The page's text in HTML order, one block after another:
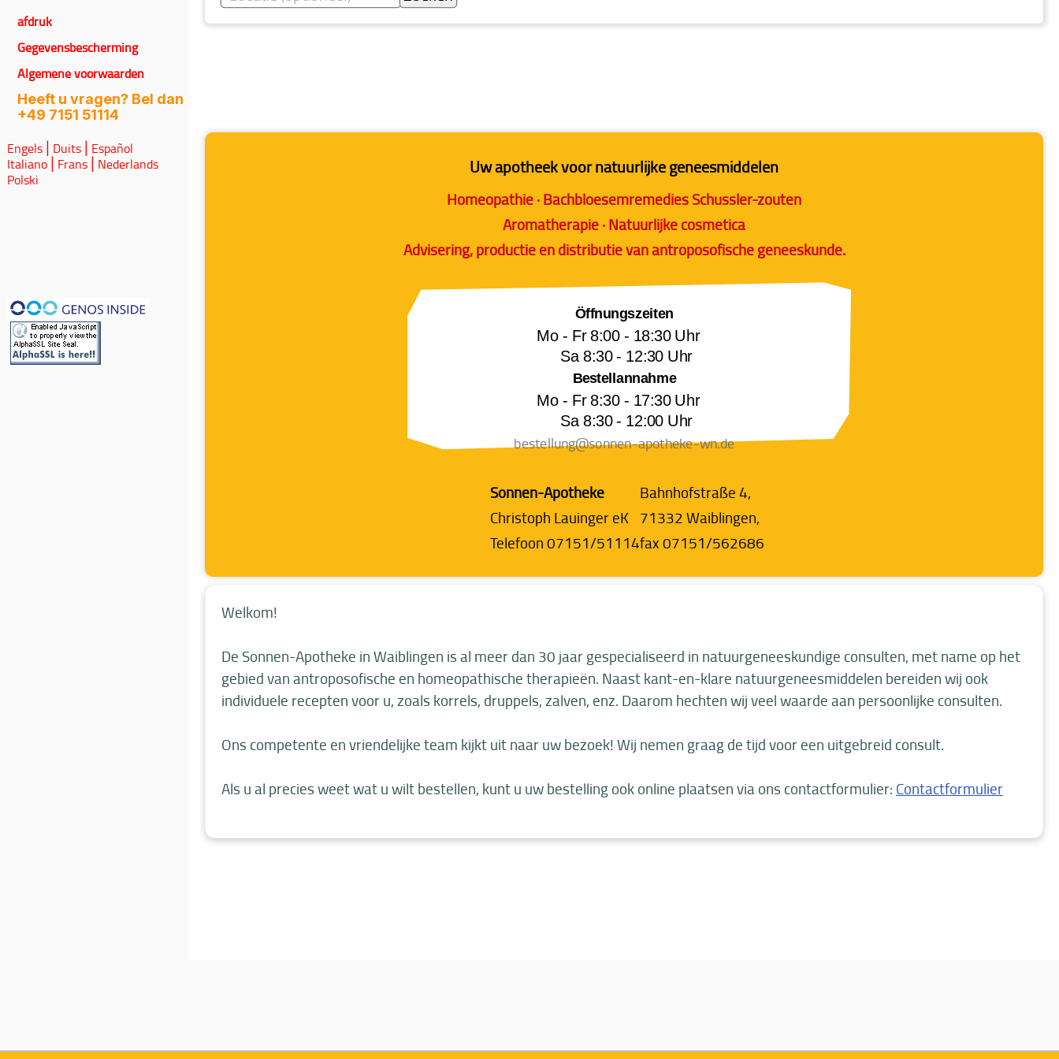
afdruk
Gegevensbescherming
Algemene voorwaarden
Heeft u vragen? Bel dan
+49 7151 51114
Engels Duits
Español
Italiano
Frans
Nederlands
Polski
Uw apotheek voor natuurlijke geneesmiddelen
Homeopathie · BachbloesemremediesSchüssler-zouten
Aromatherapie · Natuurlijke cosmetica
Advisering, productie en distributie van antroposofische geneeskunde.
Öffnungszeiten
Mo - Fr 8:00 - 18:30 Uhr
Sa 8:30 - 12:30 Uhr
Bestellannahme
Mo - Fr 8:30 - 17:30 Uhr
Sa 8:30 - 12:00 Uhr
bestellung@sonnen-apotheke-wn.de
Sonnen-Apotheke
Christoph Lauinger eK
Telefoon 07151/51114
Bahnhofstraße 4,
71332 Waiblingen,
fax 07151/562686
Welkom!
De Sonnen-Apotheke in Waiblingen is al meer dan 30 jaar gespecialiseerd in natuurgeneeskundige consulten, met name op het
gebied van antroposofische en homeopathische therapieën. Naast kant-en-klare natuurgeneesmiddelen bereiden wij ook
individuele recepten voor u, zoals korrels, druppels, zalven, enz. Daarom hechten wij veel waarde aan persoonlijke consulten.
Ons competente en vriendelijke team kijkt uit naar uw bezoek! Wij nemen graag de tijd voor een uitgebreid consult.
Als u al precies weet wat u wilt bestellen, kunt u uw bestelling ook online plaatsen via ons contactformulier: Contactformulier